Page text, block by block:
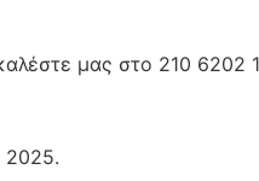
καλέστε μας στο 210
2025.